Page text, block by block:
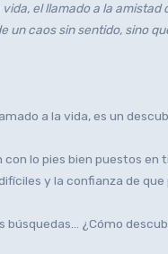
el llamado a la amistad
un caos sin sentido, sino
a la vida, es un
con lo pies bien puestos en
y la confianza de que
búsquedas… ¿Cómo